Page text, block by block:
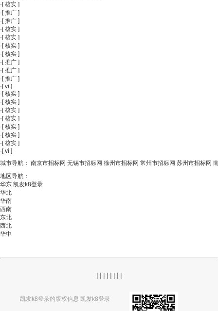
· [ 核实 ]
· [ 推广 ]
· [ 推广 ]
· [ 核实 ]
· [ 核实 ]
· [ 核实 ]
· [ 核实 ]
· [ 推广 ]
· [ 推广 ]
· [ 推广 ]
· [ vi ]
· [ 核实 ]
· [ 核实 ]
· [ 核实 ]
· [ 核实 ]
· [ 核实 ]
· [ 核实 ]
· [ 核实 ]
· [ vi ]
城市导航： 南京市招标网 无锡市招标网 徐州市招标网 常州市招标网 苏州市招标网
地区导航：
华东 凯发k8登录
华北
华南
西南
东北
西北
华中
| | | | | | | |
凯发k8登录的版权信息 凯发k8登录